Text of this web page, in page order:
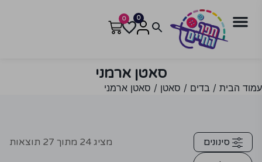
0
0
סאטן ארמני
עמוד הבית / בדים / סאטן / סאטן ארמני
סינונים מציג 24 מתוך 27 תוצאות